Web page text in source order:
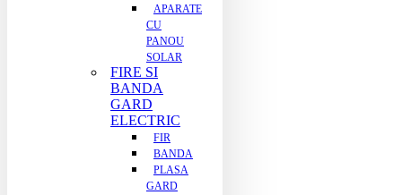
APARATE
CU
PANOU
SOLAR
FIRE SI
BANDA
GARD
ELECTRIC
FIR
BANDA
PLASA
GARD